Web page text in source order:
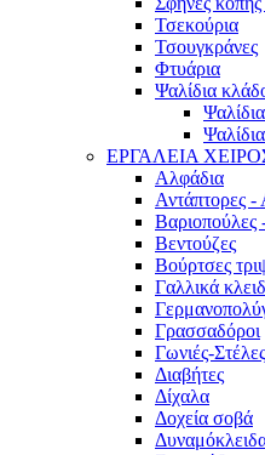
Τσεκούρια
Τσουγκράνες
Φτυάρια
Ψαλίδια
ΕΡΓΑΛΕΙΑ
Αλφάδια
Αντάπτορες -
Βεντούζες
Βούρτσες
Γαλλικά
Γρασσαδόροι
Γωνιές-Στέλες
Διαβήτες
Δίχαλα
Δοχεία σοβά